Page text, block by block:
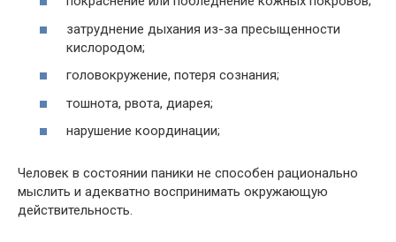
затруднение дыхания из-за пресыщенности
кислородом;
головокружение, потеря сознания;
тошнота, рвота, диарея;
нарушение координации;
Человек в состоянии паники не способен рационально
мыслить и адекватно воспринимать окружающую
действительность.